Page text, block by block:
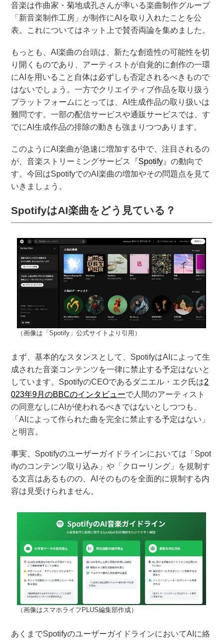
音楽は作曲家・菊地成孔さんが率いる楽曲制作グループ
「新音楽制作工房」が制作にAIを取り入れたことを公
表。これについてはネット上で賛否両論を集めました。
もっとも、AI楽曲の台頭は、新たな創造性の可能性を切
り開くものであり、アーティストが自覚的に創作の一環
にAIを用いること自体は必ずしも否定されるべきもので
はないでしょう。一方でクリエイティブ作品を取り扱う
プラットフォームにとっては、AI生成作品の取り扱いは
難問です。一部の配信サービスや通販サービスでは、す
でにAI生成作品の排除の動きも強まりつつあります。
このようにAI楽曲が急速に増加する中で、注目されるの
が、音楽ストリーミングサービス『Spotify 』の動向で
す。今回はSpotifyでのAI楽曲の増加やその問題点を見て
いきましょう。
SpotifyはAI楽曲をどう見ている？
（画像は「Spotify」公式サイトより引用）
まず、基本的なスタンスとして、SpotifyはAIによって生
成された音楽コンテンツを一律に禁止する予定はないと
しています。SpotifyのCEOであるダニエル・エク氏は2
023年9月のBBCのインタビューで人間のアーティスト
の同意なしにAIが使われるべきではないとしつつも、
「AIによって作られた曲を完全に禁止する予定はない」
と明言。
事実、Spotifyのユーザーガイドラインにおいては「Spot
ifyのコンテンツ取り込み」や「クローリング」を規制す
る文言はあるものの、AIそのものを全面的に規制する内
容は見受けられません。
（画像はスマホライフPLUS編集部作成）
あくまでSpotifyのユーザーガイドラインにおいてAIに絡